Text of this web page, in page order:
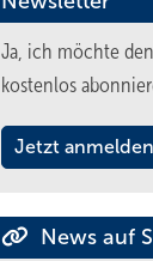
Ja, ich möchte
kostenlos
Jetzt
News auf